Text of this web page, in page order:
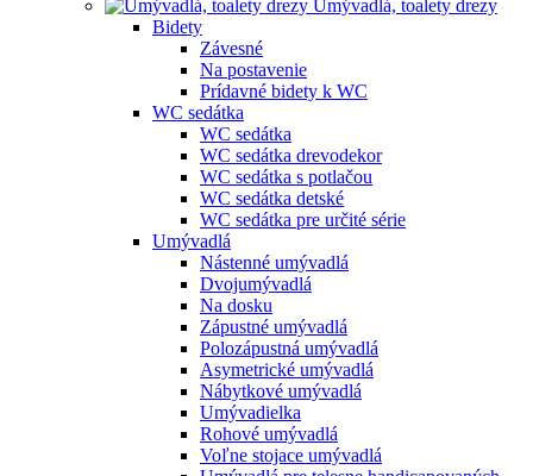
Umývadlá, toalety drezy
Bidety
Závesné
Na postavenie
Prídavné bidety k WC
WC sedátka
WC sedátka
WC sedátka drevodekor
WC sedátka s potlačou
WC sedátka detské
WC sedátka pre určité série
Umývadlá
Nástenné umývadlá
Dvojumývadlá
Na dosku
Zápustné umývadlá
Polozápustná umývadlá
Asymetrické umývadlá
Nábytkové umývadlá
Umývadielka
Rohové umývadlá
Voľne stojace umývadlá